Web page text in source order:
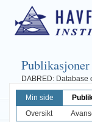
Publikasjoner
DABRED: Database
Min side
Oversikt